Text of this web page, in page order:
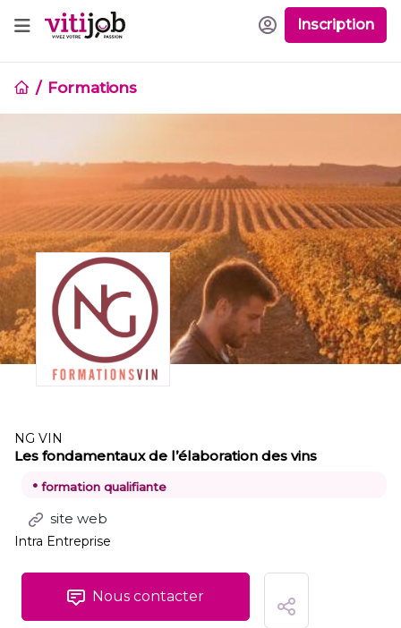
Inscription
Formations
NG VIN
Les fondamentaux de l’élaboration des vins
• formation qualifiante
site web
Intra Entreprise
Nous contacter